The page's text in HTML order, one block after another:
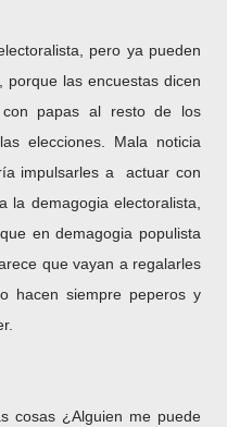
pero ya pueden
las encuestas dicen
papas al resto de los
elecciones. Mala noticia
impulsarles a actuar con
la demagogia electoralista,
en demagogia populista
que vayan a regalarles
hacen siempre peperos y
cosas ¿Alguien me puede